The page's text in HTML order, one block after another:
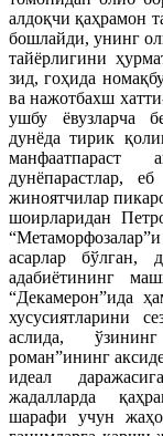
алдоқчи қаҳрамон
бошлайди, унинг
тайёрлигини
зид, гоҳида
ва нажотбахш
ушбу ёвузларча
дунёда тирик
дунёпарастлар,
жиноятчилар
шоирларидан
асарлар бўлган,
адабиётининг
“Декамерон”ида
хусусиятларини
аслида,
роман”ининг
идеал
жадалларда
шарафи учун